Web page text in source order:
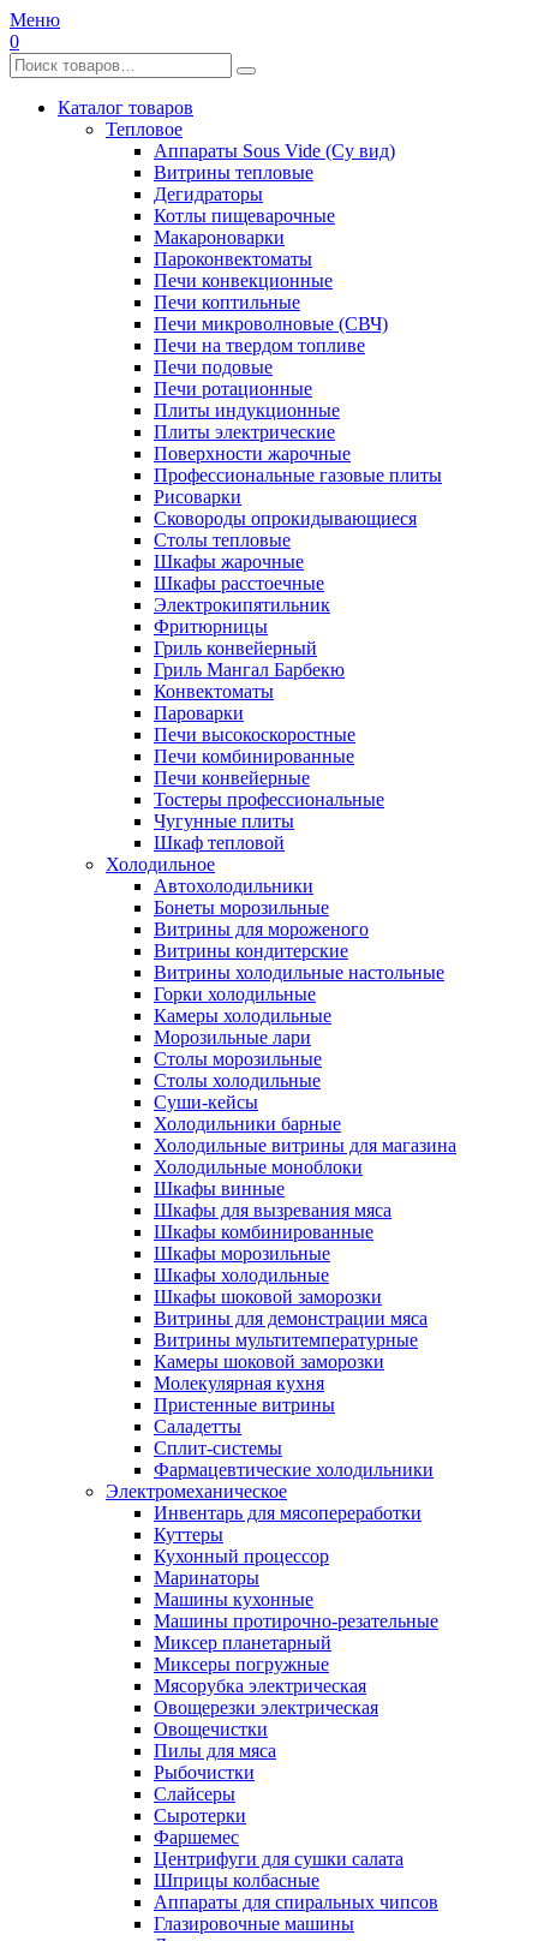
Меню
0
Каталог товаров
Тепловое
Аппараты Sous Vide (Су вид)
Витрины тепловые
Дегидраторы
Котлы пищеварочные
Макароноварки
Пароконвектоматы
Печи конвекционные
Печи коптильные
Печи микроволновые (СВЧ)
Печи на твердом топливе
Печи подовые
Печи ротационные
Плиты индукционные
Плиты электрические
Поверхности жарочные
Профессиональные газовые плиты
Рисоварки
Сковороды опрокидывающиеся
Столы тепловые
Шкафы жарочные
Шкафы расстоечные
Электрокипятильник
Фритюрницы
Гриль конвейерный
Гриль Мангал Барбекю
Конвектоматы
Пароварки
Печи высокоскоростные
Печи комбинированные
Печи конвейерные
Тостеры профессиональные
Чугунные плиты
Шкаф тепловой
Холодильное
Автохолодильники
Бонеты морозильные
Витрины для мороженого
Витрины кондитерские
Витрины холодильные настольные
Горки холодильные
Камеры холодильные
Морозильные лари
Столы морозильные
Столы холодильные
Суши-кейсы
Холодильники барные
Холодильные витрины для магазина
Холодильные моноблоки
Шкафы винные
Шкафы для вызревания мяса
Шкафы комбинированные
Шкафы морозильные
Шкафы холодильные
Шкафы шоковой заморозки
Витрины для демонстрации мяса
Витрины мультитемпературные
Камеры шоковой заморозки
Молекулярная кухня
Пристенные витрины
Саладетты
Сплит-системы
Фармацевтические холодильники
Электромеханическое
Инвентарь для мясопереработки
Куттеры
Кухонный процессор
Маринаторы
Машины кухонные
Машины протирочно-резательные
Миксер планетарный
Миксеры погружные
Мясорубка электрическая
Овощерезки электрическая
Овощечистки
Пилы для мяса
Рыбочистки
Слайсеры
Сыротерки
Фаршемес
Центрифуги для сушки салата
Шприцы колбасные
Аппараты для спиральных чипсов
Глазировочные машины